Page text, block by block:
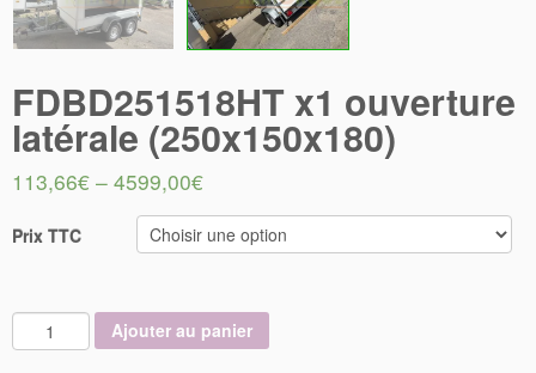
FDBD251518HT x1 ouverture
latérale (250x150x180)
113,66€ – 4599,00€
Prix TTC
Ajouter au panier